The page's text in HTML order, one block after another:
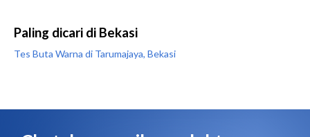
Paling dicari di Bekasi
Tes Buta Warna di Tarumajaya, Bekasi